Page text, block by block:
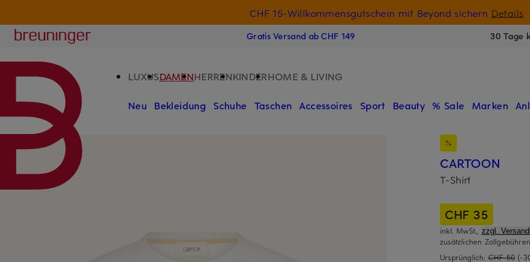
CHF 15-Willkommensgutschein mit Beyond sichern Details
Breuninger
Gratis Versand ab CHF 149 30 Tage
LUXUSDAMENHERRENKINDERHOME & LIVING
Neu Bekleidung Schuhe Taschen Accessoires Sport Beauty % Sale Marken
CARTOON
T-Shirt
CHF 35
inkl. MwSt., zzgl.
zusätzlichen
Ursprünglich: CHF 50 (-